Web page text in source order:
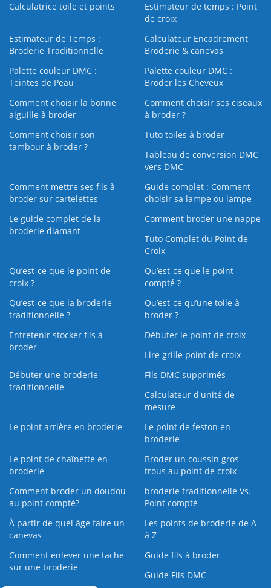
Calculatrice toile et points
Estimateur de temps : Point
de croix
Estimateur de Temps :
Broderie Traditionnelle
Calculateur Encadrement
Broderie & canevas
Palette couleur DMC :
Teintes de Peau
Palette couleur DMC :
Broder les Cheveux
Comment choisir la bonne
aiguille à broder
Comment choisir ses ciseaux
à broder ?
Comment choisir son
tambour à broder ?
Tuto toiles à broder
Tableau de conversion DMC
vers DMC
Comment mettre ses fils à
broder sur cartelettes
Guide complet : Comment
choisir sa lampe ou lampe
Le guide complet de la
broderie diamant
Comment broder une nappe
Tuto Complet du Point de
Croix
Qu’est-ce que le point de
croix ?
Qu’est-ce que le point
compté ?
Qu’est-ce que la broderie
traditionnelle ?
Qu’est‑ce qu’une toile à
broder ?
Entretenir stocker fils à
broder
Débuter le point de croix
Lire grille point de croix
Débuter une broderie
traditionnelle
Fils DMC supprimés
Calculateur d'unité de
mesure
Le point arrière en broderie
Le point de feston en
broderie
Le point de chaînette en
broderie
Broder un coussin gros
trous au point de croix
Comment broder un doudou
au point compté?
broderie traditionnelle Vs.
Point compté
À partir de quel âge faire un
canevas
Les points de broderie de A
à Z
Comment enlever une tache
sur une broderie
Guide fils à broder
Guide Fils DMC